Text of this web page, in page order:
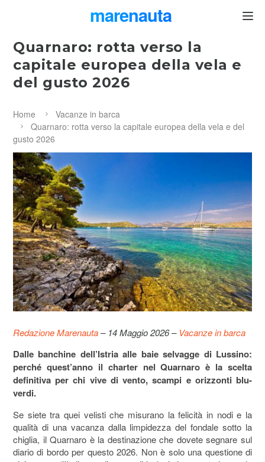
marenauta
Quarnaro: rotta verso la
capitale europea della vela e
del gusto 2026
Home
Vacanze in barca
Quarnaro: rotta verso la capitale europea della vela e del
gusto 2026
Redazione Marenauta– 14 Maggio 2026 – Vacanze in barca
Dalle banchine dell’Istria alle baie selvagge di Lussino:
perché quest’anno il charter nel Quarnaro è la scelta
definitiva per chi vive di vento, scampi e orizzonti blu-
verdi.
Se siete tra quei velisti che misurano la felicità in nodi e la
qualità di una vacanza dalla limpidezza del fondale sotto la
chiglia, il Quarnaro è la destinazione che dovete segnare sul
diario di bordo per questo 2026. Non è solo una questione di